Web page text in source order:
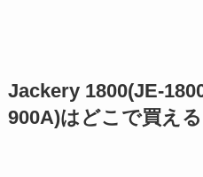
Jackery 1800(JE-
900A)はどこで買える